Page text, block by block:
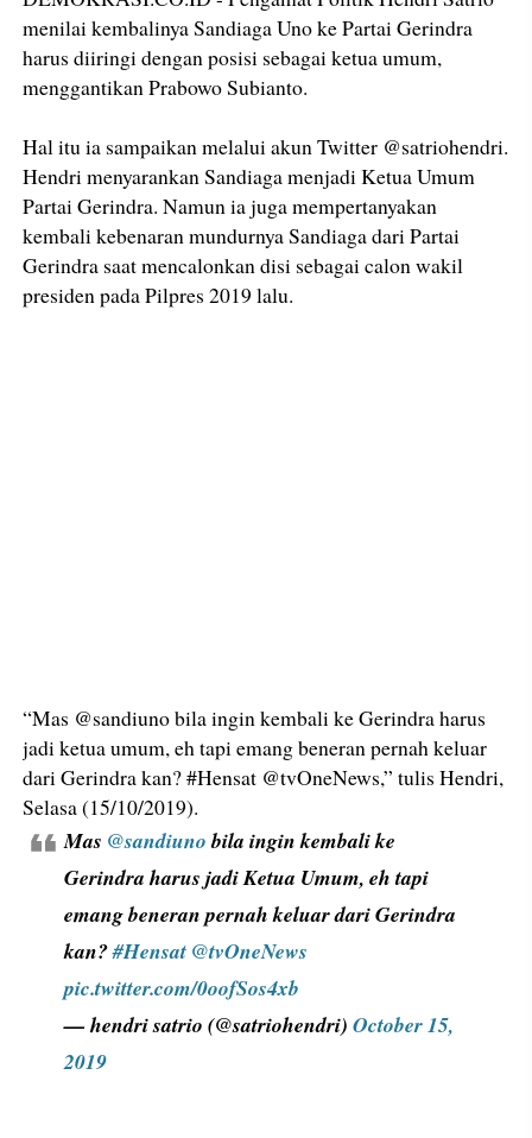
menilai kembalinya Sandiaga Uno ke Partai Gerindra
harus diiringi dengan posisi sebagai ketua umum,
menggantikan Prabowo Subianto.
Hal itu ia sampaikan melalui akun Twitter @satriohendri.
Hendri menyarankan Sandiaga menjadi Ketua Umum
Partai Gerindra. Namun ia juga mempertanyakan
kembali kebenaran mundurnya Sandiaga dari Partai
Gerindra saat mencalonkan disi sebagai calon wakil
presiden pada Pilpres 2019 lalu.
“Mas @sandiuno bila ingin kembali ke Gerindra harus
jadi ketua umum, eh tapi emang beneran pernah keluar
dari Gerindra kan? #Hensat @tvOneNews,” tulis Hendri,
Selasa (15/10/2019).
Mas @sandiunobila ingin kembali ke
Gerindra harus jadi Ketua Umum, eh tapi
emang beneran pernah keluar dari Gerindra
kan?#Hensat @tvOneNews
pic.twitter.com/0oofSos4xb
— hendri satrio (@satriohendri)October 15,
2019